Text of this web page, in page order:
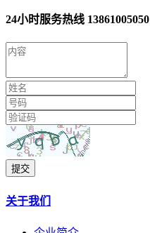
24小时服务热线 13861005050
提交
关于我们